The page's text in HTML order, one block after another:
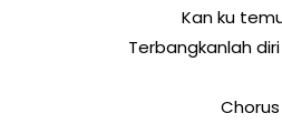
Kan ku
Terbangkanlah
Chorus